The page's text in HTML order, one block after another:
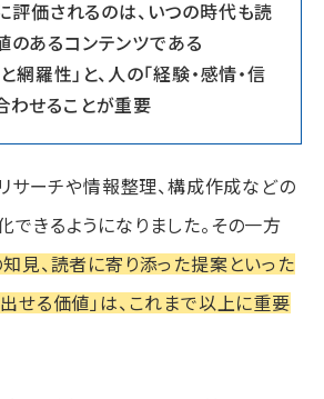
評価されるのは、いつの時代も読
のあるコンテンツである
網羅性」と、人の「経験・感情・信
わせることが重要
サーチや情報整理、構成作成などの
きるようになりました。その一方
見、読者に寄り添った提案といった
せる価値」は、これまで以上に重要